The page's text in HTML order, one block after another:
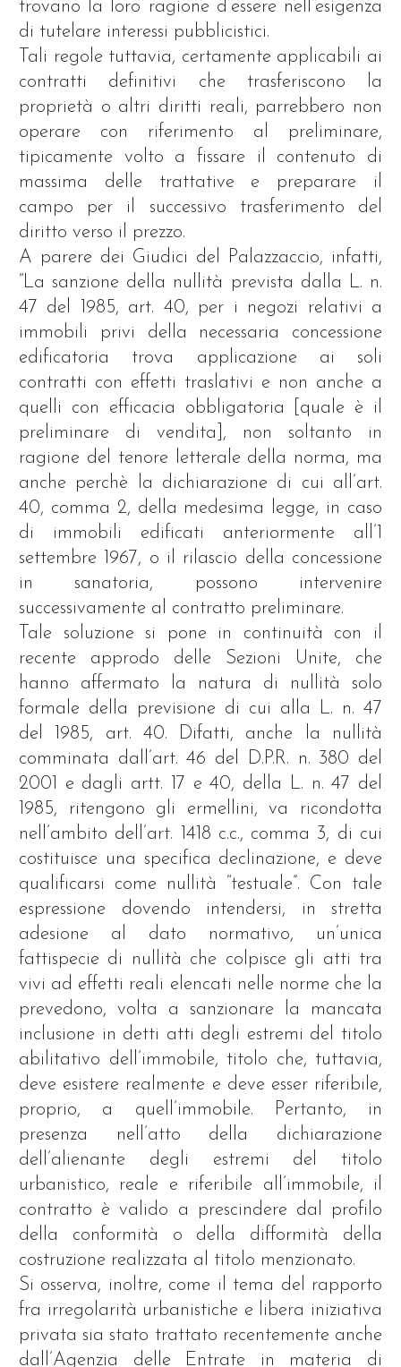
trovano la loro ragione d’essere nell’esigenza
di tutelare interessi pubblicistici.
Tali regole tuttavia, certamente applicabili ai
contratti definitivi che trasferiscono la
proprietà o altri diritti reali, parrebbero non
operare con riferimento al preliminare,
tipicamente volto a fissare il contenuto di
massima delle trattative e preparare il
campo per il successivo trasferimento del
diritto verso il prezzo.
A parere dei Giudici del Palazzaccio, infatti,
“La sanzione della nullità prevista dalla L. n.
47 del 1985, art. 40, per i negozi relativi a
immobili privi della necessaria concessione
edificatoria trova applicazione ai soli
contratti con effetti traslativi e non anche a
quelli con efficacia obbligatoria [quale è il
preliminare di vendita], non soltanto in
ragione del tenore letterale della norma, ma
anche perchè la dichiarazione di cui all’art.
40, comma 2, della medesima legge, in caso
di immobili edificati anteriormente all’1
settembre 1967, o il rilascio della concessione
in sanatoria, possono intervenire
successivamente al contratto preliminare.
Tale soluzione si pone in continuità con il
recente approdo delle Sezioni Unite, che
hanno affermato la natura di nullità solo
formale della previsione di cui alla L. n. 47
del 1985, art. 40. Difatti, anche la nullità
comminata dall’art. 46 del D.P.R. n. 380 del
2001 e dagli artt. 17 e 40, della L. n. 47 del
1985, ritengono gli ermellini, va ricondotta
nell’ambito dell’art. 1418 c.c., comma 3, di cui
costituisce una specifica declinazione, e deve
qualificarsi come nullità “testuale”. Con tale
espressione dovendo intendersi, in stretta
adesione al dato normativo, un’unica
fattispecie di nullità che colpisce gli atti tra
vivi ad effetti reali elencati nelle norme che la
prevedono, volta a sanzionare la mancata
inclusione in detti atti degli estremi del titolo
abilitativo dell’immobile, titolo che, tuttavia,
deve esistere realmente e deve esser riferibile,
proprio, a quell’immobile. Pertanto, in
presenza nell’atto della dichiarazione
dell’alienante degli estremi del titolo
urbanistico, reale e riferibile all’immobile, il
contratto è valido a prescindere dal profilo
della conformità o della difformità della
costruzione realizzata al titolo menzionato.
Si osserva, inoltre, come il tema del rapporto
fra irregolarità urbanistiche e libera iniziativa
privata sia stato trattato recentemente anche
dall’Agenzia delle Entrate in materia di